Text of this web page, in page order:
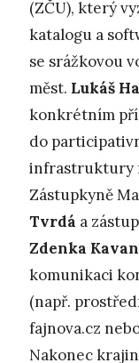
(ZČU), který
katalogu a
se srážkovou
měst. Lukáš
konkrétním
do
infrastruktury
Zástupkyně
Tvrdá a
Zdenka
komunikaci
(např.
fajnova.cz
Nakonec